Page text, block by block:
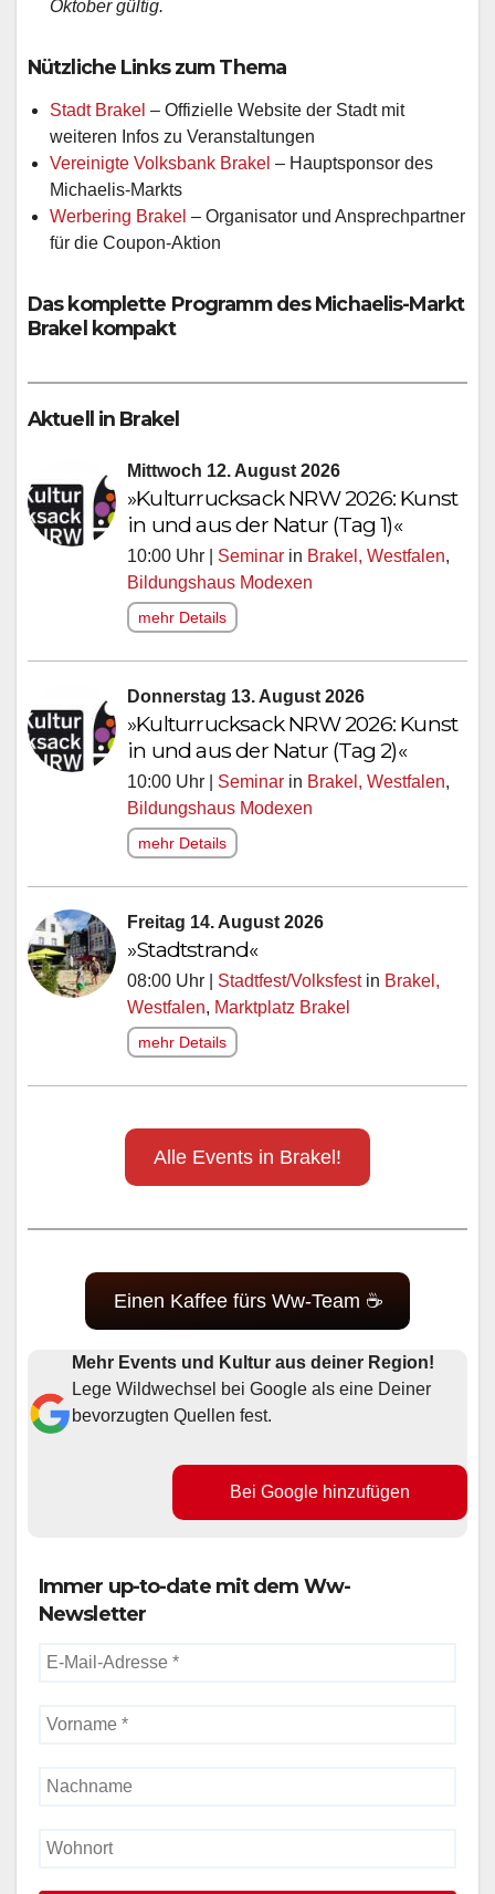
Oktober gültig.
Nützliche Links zum Thema
Stadt Brakel – Offizielle Website der Stadt mit
weiteren Infos zu Veranstaltungen
Vereinigte Volksbank Brakel – Hauptsponsor des
Michaelis-Markts
Werbering Brakel – Organisator und Ansprechpartner
für die Coupon-Aktion
Das komplette Programm des Michaelis-Markt
Brakel kompakt
Aktuell in Brakel
Mittwoch 12. August 2026
»Kulturrucksack NRW 2026: Kunst
in und aus der Natur (Tag 1)«
10:00 Uhr | Seminar in Brakel, Westfalen,
Bildungshaus Modexen
mehr Details
Donnerstag 13. August 2026
»Kulturrucksack NRW 2026: Kunst
in und aus der Natur (Tag 2)«
10:00 Uhr | Seminar in Brakel, Westfalen,
Bildungshaus Modexen
mehr Details
Freitag 14. August 2026
»Stadtstrand«
08:00 Uhr | Stadtfest/Volksfestin Brakel,
Westfalen, Marktplatz Brakel
mehr Details
Alle Events in Brakel!
Einen Kaffee fürs Ww-Team ☕
Mehr Events und Kultur aus deiner Region!
Lege Wildwechsel bei Google als eine Deiner
bevorzugten Quellen fest.
Bei Google hinzufügen
Immer up-to-date mit dem Ww-
Newsletter